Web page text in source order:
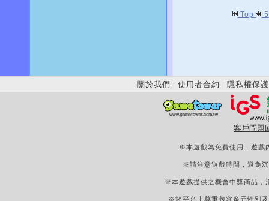
Top 5
關於我們 | 使用者合約 | 隱私權保護
客戶問題
※本遊戲為免費使用，遊戲
※請注意遊戲時間，避免
※本遊戲提供之機會中獎商品，
※於平台上尊重包容多元性別